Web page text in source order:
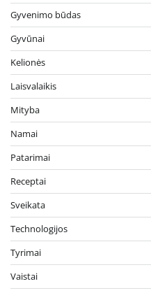
Gyvenimo būdas
Gyvūnai
Kelionės
Laisvalaikis
Mityba
Namai
Patarimai
Receptai
Sveikata
Technologijos
Tyrimai
Vaistai